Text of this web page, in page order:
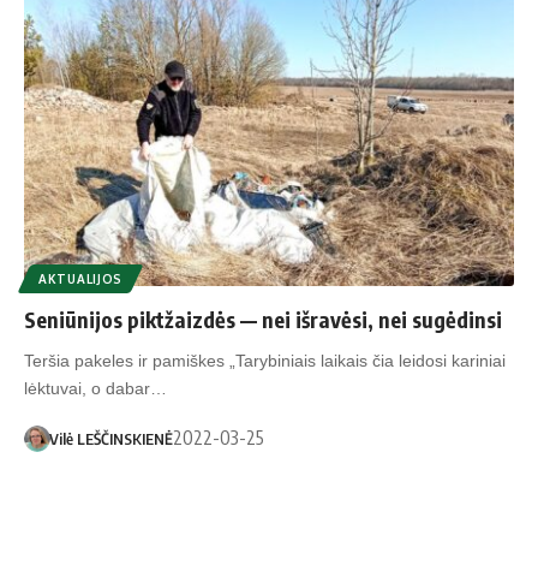
AKTUALIJOS
Se­niū­ni­jos pikt­žaiz­dės — nei iš­ra­vė­si, nei su­gė­din­si
Teršia pakeles ir pamiškes „Tarybiniais laikais čia leidosi kariniai
lėktuvai, o dabar…
Vilė LEŠČINSKIENĖ2022-03-25